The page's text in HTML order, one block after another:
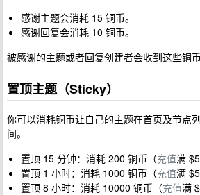
感谢主题会消耗 15 铜币。
感谢回复会消耗 10 铜币。
被感谢的主题或者回复创建者会收到这些铜币
置顶主题（Sticky）
你可以消耗铜币让自己的主题在首页及节点
间。
置顶 15 分钟：消耗 200 铜币（充值满
置顶 1 小时：消耗 1000 铜币（充值满
置顶 8 小时：消耗 10000 铜币（充值满